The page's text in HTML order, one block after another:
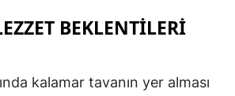
BEKLENTİLERİ
kalamar tavanın yer alması